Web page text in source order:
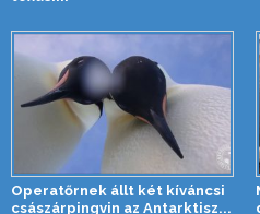
Operatőrnek állt két kíváncsi
császárpingvin az Antarktisz...